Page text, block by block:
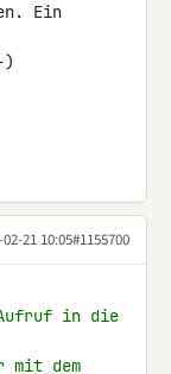
Ein
)
21 10:05#1155700
in die
mit dem